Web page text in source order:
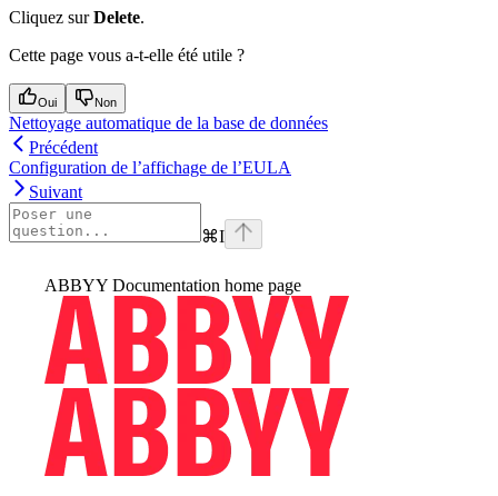
Cliquez surDelete.
Cette page vous a-t-elle été utile ?
Oui Non
Nettoyage automatique de la base de données
Précédent
Configuration de l’affichage de l’EULA
Suivant
⌘I
ABBYY Documentation home page